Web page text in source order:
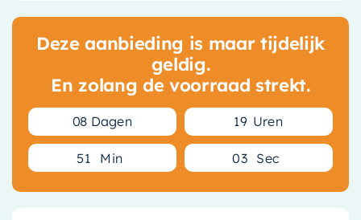
Deze aanbieding is maar tijdelijk
geldig.
En zolang de voorraad strekt.
08 Dagen 19 Uren
51 Min 02 Sec